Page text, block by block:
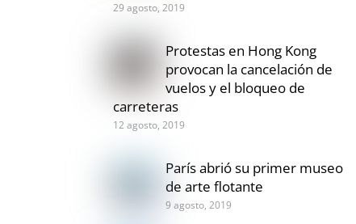
29 agosto, 2019
Protestas en Hong Kong
provocan la cancelación de
vuelos y el bloqueo de
carreteras
12 agosto, 2019
París abrió su primer museo
de arte flotante
9 agosto, 2019